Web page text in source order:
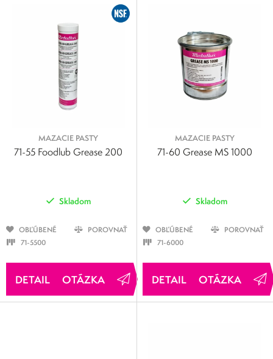
MAZACIE PASTY
71-55 Foodlub Grease 200
Skladom
OBĽÚBENÉ
POROVNAŤ
71-5500
OTÁZKA
MAZACIE PASTY
71-60 Grease MS 1000
Skladom
OBĽÚBENÉ
POROVNAŤ
71-6000
OTÁZKA